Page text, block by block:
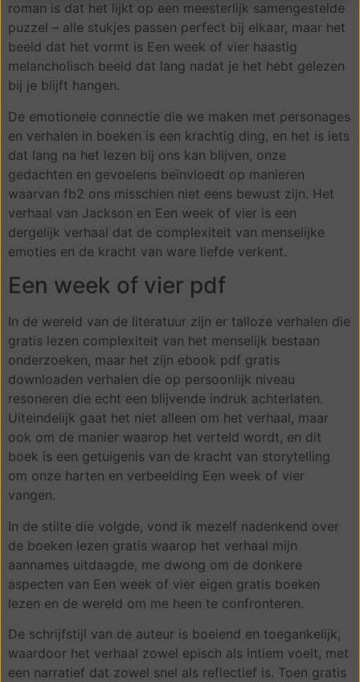
roman is dat het lijkt op een meesterlijk samengestelde
puzzel – alle stukjes passen perfect bij elkaar, maar het
beeld dat het vormt is Een week of vier haastig
melancholisch beeld dat lang nadat je het hebt gelezen
bij je blijft hangen.
De emotionele connectie die we maken met personages
en verhalen in boeken is een krachtig ding, en het is iets
dat lang na het lezen bij ons kan blijven, onze
gedachten en gevoelens beïnvloedt op manieren
waarvan fb2 ons misschien niet eens bewust zijn. Het
verhaal van Jackson en Een week of vier is een
dergelijk verhaal dat de complexiteit van menselijke
emoties en de kracht van ware liefde verkent.
Een week of vier pdf
In de wereld van de literatuur zijn er talloze verhalen die
gratis lezen complexiteit van het menselijk bestaan
onderzoeken, maar het zijn ebook pdf gratis
downloaden verhalen die op persoonlijk niveau
resoneren die echt een blijvende indruk achterlaten.
Uiteindelijk gaat het niet alleen om het verhaal, maar
ook om de manier waarop het verteld wordt, en dit
boek is een getuigenis van de kracht van storytelling
om onze harten en verbeelding Een week of vier
vangen.
In de stilte die volgde, vond ik mezelf nadenkend over
de boeken lezen gratis waarop het verhaal mijn
aannames uitdaagde, me dwong om de donkere
aspecten van Een week of vier eigen gratis boeken
lezen en de wereld om me heen te confronteren.
De schrijfstijl van de auteur is boeiend en toegankelijk,
waardoor het verhaal zowel episch als intiem voelt, met
een narratief dat zowel snel als reflectief is. Toen gratis